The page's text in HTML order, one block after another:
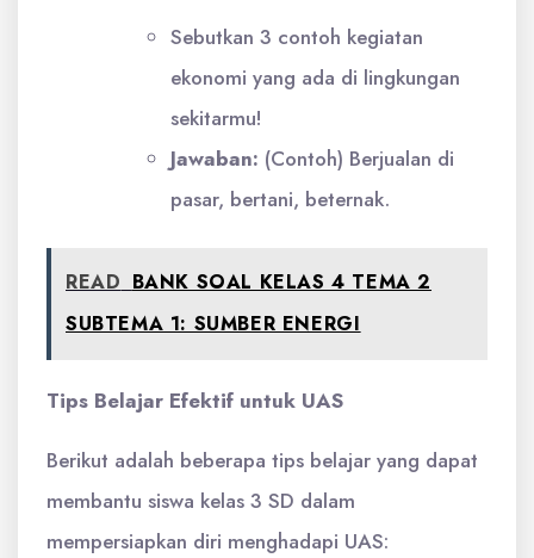
Sebutkan 3 contoh kegiatan
ekonomi yang ada di lingkungan
sekitarmu!
Jawaban: (Contoh) Berjualan di
pasar, bertani, beternak.
READ BANK SOAL KELAS 4 TEMA 2
SUBTEMA 1: SUMBER ENERGI
Tips Belajar Efektif untuk UAS
Berikut adalah beberapa tips belajar yang dapat
membantu siswa kelas 3 SD dalam
mempersiapkan diri menghadapi UAS: